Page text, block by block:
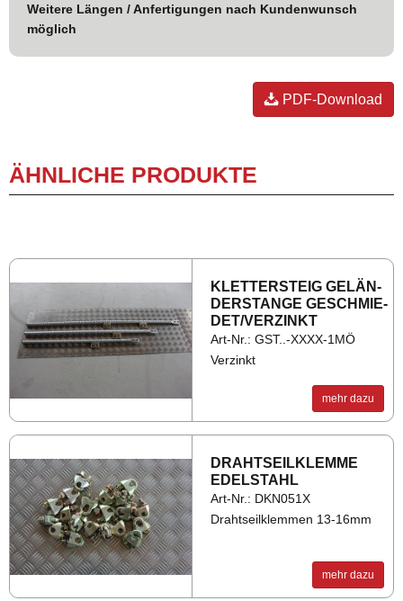
Weitere Längen / Anfertigungen nach Kundenwunsch
möglich
PDF-Download
ÄHNLICHE PRODUKTE
KLET­TER­STEIG GE­LÄN­
DER­STAN­GE GE­SCHMIE­
DET/VER­ZINKT
Art-Nr.: GST..-XXXX-1MÖ
Verzinkt
mehr dazu
DRAHT­SEIL­KLEM­ME
EDEL­STAHL
Art-Nr.: DKN051X
Drahtseilklemmen 13-16mm
mehr dazu